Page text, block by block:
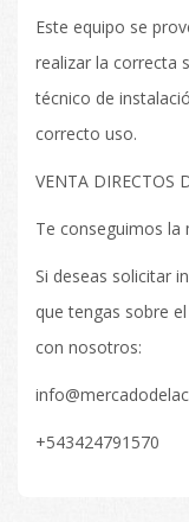
Este equipo se
realizar la correcta
técnico de
correcto uso.
VENTA DIRECTOS
Te conseguimos la
Si deseas solicitar
que tengas sobre
con nosotros:
+543424791570